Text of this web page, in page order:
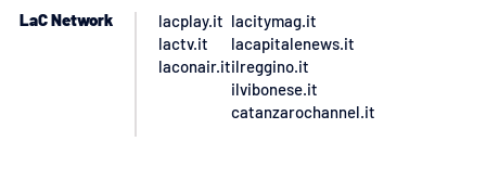
LaC Network
lacplay.it
lactv.it
laconair.it
lacitymag.it
lacapitalenews.it
ilreggino.it
ilvibonese.it
catanzarochannel.it